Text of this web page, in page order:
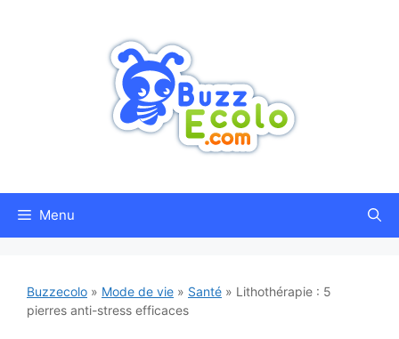
Menu
Buzzecolo » Mode de vie » Santé » Lithothérapie : 5
pierres anti-stress efficaces